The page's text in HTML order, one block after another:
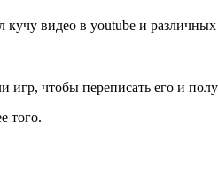
видео в youtube и
чтобы переписать его и
того.